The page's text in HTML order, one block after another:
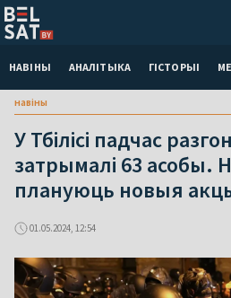
НАВІНЫ АНАЛІТЫКА ГІСТОРЫІ
навіны
У Тбілісі падчас
затрымалі 63 асобы.
плануюць новыя
01.05.2024, 12:54